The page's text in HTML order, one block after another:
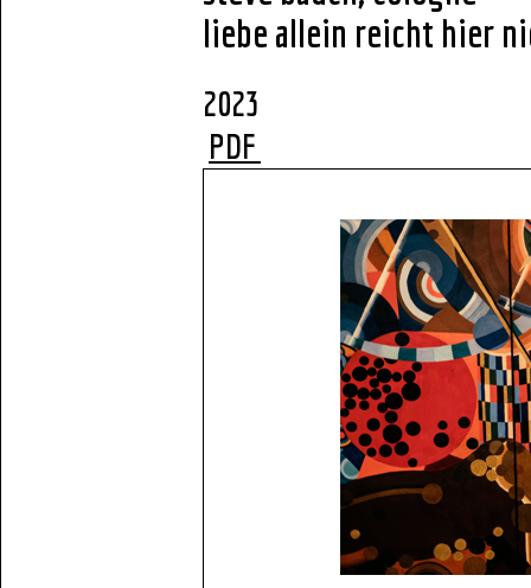
liebe allein reicht hier
PDF